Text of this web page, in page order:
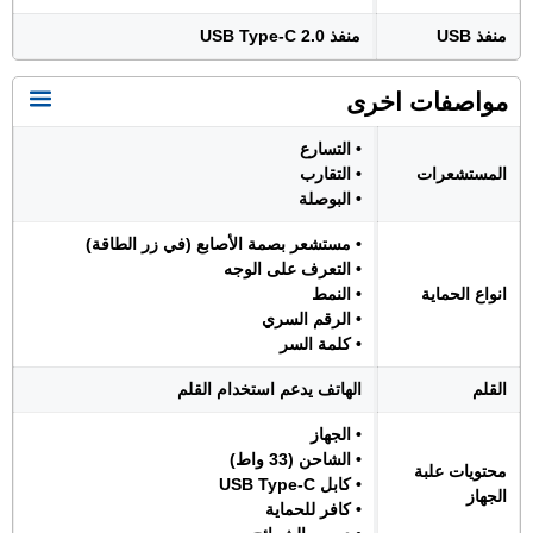
منفذ USB منفذ USB Type-C 2.0
مواصفات اخرى
المستشعرات
• التسارع
• التقارب
• البوصلة
انواع الحماية
• مستشعر بصمة الأصابع (في زر الطاقة)
• التعرف على الوجه
• النمط
• الرقم السري
• كلمة السر
القلم الهاتف يدعم استخدام القلم
محتويات علبة
الجهاز
• الجهاز
• الشاحن (33 واط)
• كابل USB Type-C
• كافر للحماية